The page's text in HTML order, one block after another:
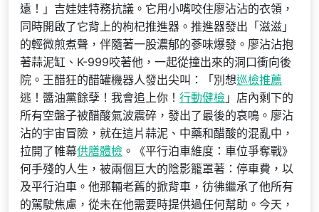
遠！」吉娃娃特務抗議。它用小嘴咬住廖沾沾的衣領，
同時開啟了它背上的枸杞推進器。推進器發出「滋滋」
的輕微煎煮聲，伴隨著一股濃郁的蔘味爆發。廖沾沾抱
著蒜泥缸、K-999咬著他，一起從撞出來的洞口衝向後
院。王醋狂的醋罐機器人發出尖叫：「別想巡檢推薦
逃！醬油黨餘孽！我會追上你！ 行動健檢 」店內剩下的
所有空盤子被醋酸氣波震碎，發出了最後的哀鳴。廖沾
沾的宇宙冒險，就在這片蒜泥、中藥和醋酸的混亂中，
拉開了帷幕供膳體檢 。《平行泊車維度：車位爭奪戰》
何手殘的人生，被兩個巨大的陰影籠罩著：停車費，以
及平行泊車。他那輛老舊的掀背車，彷彿繼承了他所有
的駕駛焦慮，從未在他需要時提供過任何幫助。今天，